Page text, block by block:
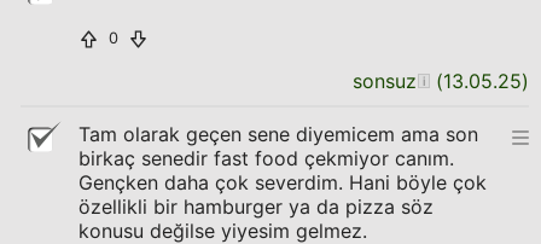
0
sonsuz (13.05.25)
Tam olarak geçen sene diyemicem ama son
birkaç senedir fast food çekmiyor canım.
Gençken daha çok severdim. Hani böyle çok
özellikli bir hamburger ya da pizza söz
konusu değilse yiyesim gelmez.